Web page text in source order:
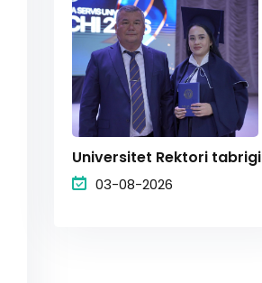
Universitet Rektori tabrigi
03-08-2026